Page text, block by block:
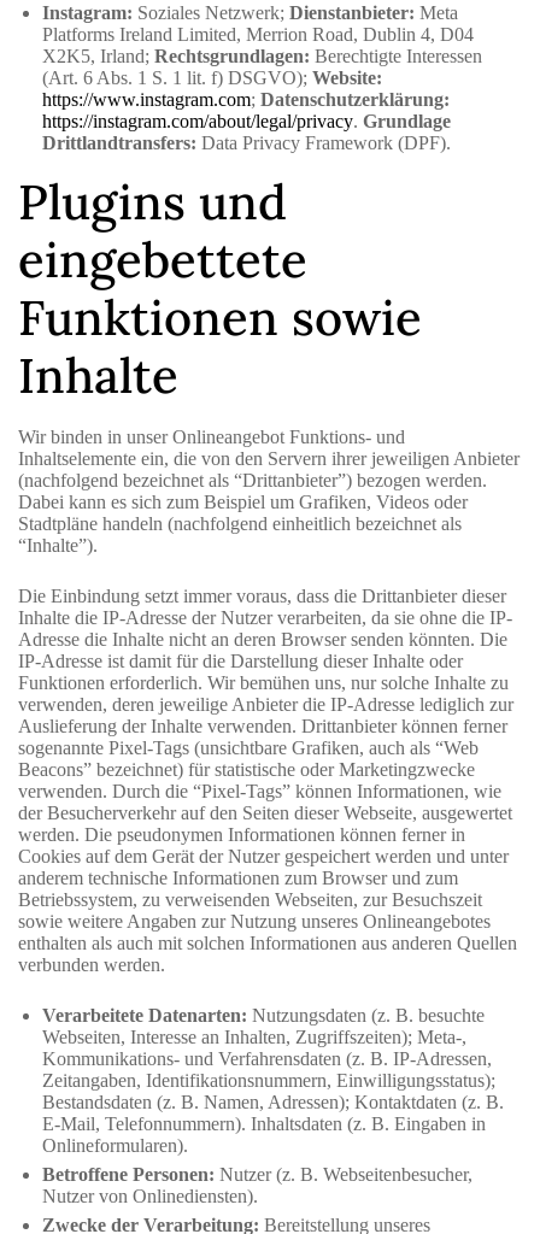
Instagram: Soziales Netzwerk; Dienstanbieter: Meta
Platforms Ireland Limited, Merrion Road, Dublin 4, D04
X2K5, Irland; Rechtsgrundlagen: Berechtigte Interessen
(Art. 6 Abs. 1 S. 1 lit. f) DSGVO); Website:
https://www.instagram.com; Datenschutzerklärung:
https://instagram.com/about/legal/privacy. Grundlage
Drittlandtransfers: Data Privacy Framework (DPF).
Plugins und
eingebettete
Funktionen sowie
Inhalte
Wir binden in unser Onlineangebot Funktions- und
Inhaltselemente ein, die von den Servern ihrer jeweiligen Anbieter
(nachfolgend bezeichnet als “Drittanbieter”) bezogen werden.
Dabei kann es sich zum Beispiel um Grafiken, Videos oder
Stadtpläne handeln (nachfolgend einheitlich bezeichnet als
“Inhalte”).
Die Einbindung setzt immer voraus, dass die Drittanbieter dieser
Inhalte die IP-Adresse der Nutzer verarbeiten, da sie ohne die IP-
Adresse die Inhalte nicht an deren Browser senden könnten. Die
IP-Adresse ist damit für die Darstellung dieser Inhalte oder
Funktionen erforderlich. Wir bemühen uns, nur solche Inhalte zu
verwenden, deren jeweilige Anbieter die IP-Adresse lediglich zur
Auslieferung der Inhalte verwenden. Drittanbieter können ferner
sogenannte Pixel-Tags (unsichtbare Grafiken, auch als “Web
Beacons” bezeichnet) für statistische oder Marketingzwecke
verwenden. Durch die “Pixel-Tags” können Informationen, wie
der Besucherverkehr auf den Seiten dieser Webseite, ausgewertet
werden. Die pseudonymen Informationen können ferner in
Cookies auf dem Gerät der Nutzer gespeichert werden und unter
anderem technische Informationen zum Browser und zum
Betriebssystem, zu verweisenden Webseiten, zur Besuchszeit
sowie weitere Angaben zur Nutzung unseres Onlineangebotes
enthalten als auch mit solchen Informationen aus anderen Quellen
verbunden werden.
Verarbeitete Datenarten: Nutzungsdaten (z. B. besuchte
Webseiten, Interesse an Inhalten, Zugriffszeiten); Meta-,
Kommunikations- und Verfahrensdaten (z. B. IP-Adressen,
Zeitangaben, Identifikationsnummern, Einwilligungsstatus);
Bestandsdaten (z. B. Namen, Adressen); Kontaktdaten (z. B.
E-Mail, Telefonnummern). Inhaltsdaten (z. B. Eingaben in
Onlineformularen).
Betroffene Personen: Nutzer (z. B. Webseitenbesucher,
Nutzer von Onlinediensten).
Zwecke der Verarbeitung: Bereitstellung unseres